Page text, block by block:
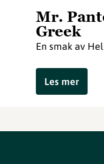
Mr.
Greek
En smak av
Les mer